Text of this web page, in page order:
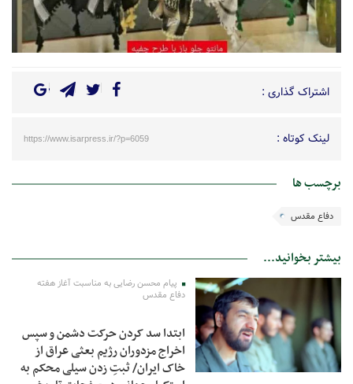
اشتراک گذاری :
لینک کوتاه : https://www.isarpress.ir/?p=6059
برچسب ها
دفاع مقدس
بیشتر بخوانید...
پیام محسن رضایی به مناسبت آغاز هفته
دفاع مقدس
ابتدا سد کردن حرکت دشمن و سپس
اخراج مزدوران رژیم بعثی عراق از
خاک ایران/ ثبتِ زدن سیلی محکم به